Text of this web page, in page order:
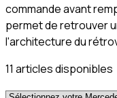
commande avant
permet de retrouver
l'architecture du
11 articlesdisponibles